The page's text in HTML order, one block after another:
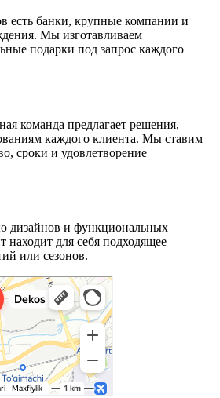
есть банки, крупные компании и
Мы изготавливаем
подарки под запрос каждого
команда предлагает решения,
каждого клиента. Мы ставим
сроки и удовлетворение
дизайнов и функциональных
находит для себя подходящее
или сезонов.